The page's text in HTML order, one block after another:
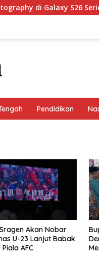
di Galaxy S26 Series
Pendidikan
Akan Nobar
U-23 Lanjut Babak
AFC